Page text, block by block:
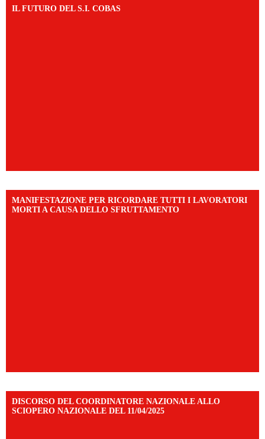
IL FUTURO DEL S.I. COBAS
MANIFESTAZIONE PER RICORDARE TUTTI I LAVORATORI
MORTI A CAUSA DELLO SFRUTTAMENTO
DISCORSO DEL COORDINATORE NAZIONALE ALLO
SCIOPERO NAZIONALE DEL 11/04/2025